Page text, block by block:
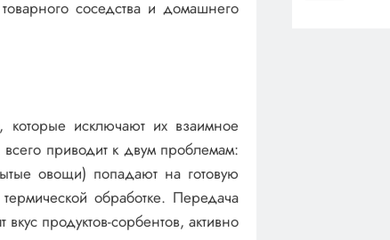
соседства и домашнего
которые исключают их взаимное
приводит к двум проблемам:
овощи) попадают на готовую
обработке. Передача
продуктов-сорбентов, активно